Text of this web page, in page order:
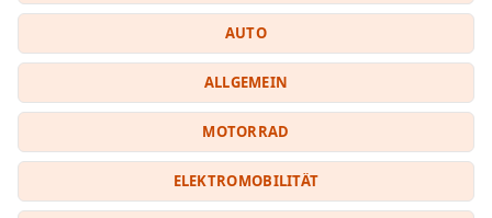
AUTO
ALLGEMEIN
MOTORRAD
ELEKTROMOBILITÄT